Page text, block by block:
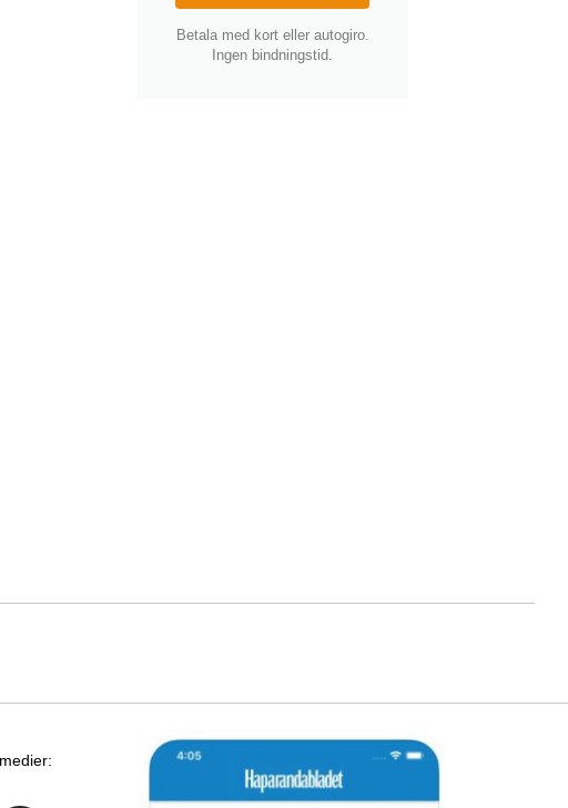
Betala med kort eller autogiro.
Ingen bindningstid.